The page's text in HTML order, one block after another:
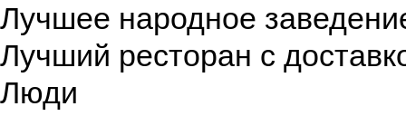
Лучшее народное
Лучший ресторан с
Люди